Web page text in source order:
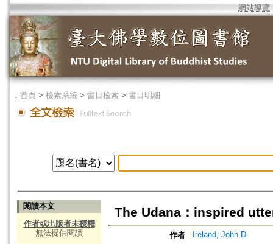
網站導覽
． 首頁 > 檢索系統 > 書目檢索 > 書目明細
閱讀本文
作者或出版者未授權
無法提供閱讀
The Udana：inspired
作者 Ireland, John D.